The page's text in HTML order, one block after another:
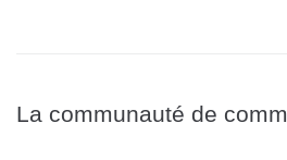
La communauté de